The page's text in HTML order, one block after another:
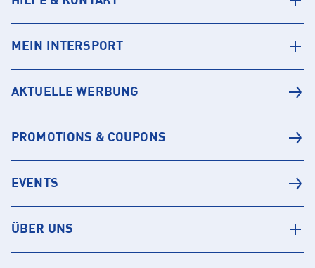
MEIN INTERSPORT
AKTUELLE WERBUNG
PROMOTIONS & COUPONS
EVENTS
ÜBER UNS